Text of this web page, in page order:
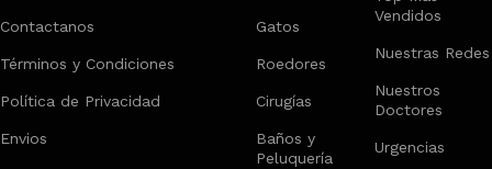
Contactanos
Términos y Condiciones
Política de Privacidad
Envios
Gatos
Roedores
Cirugías
Baños y
Peluquería
Vendidos
Nuestras Redes
Nuestros
Doctores
Urgencias